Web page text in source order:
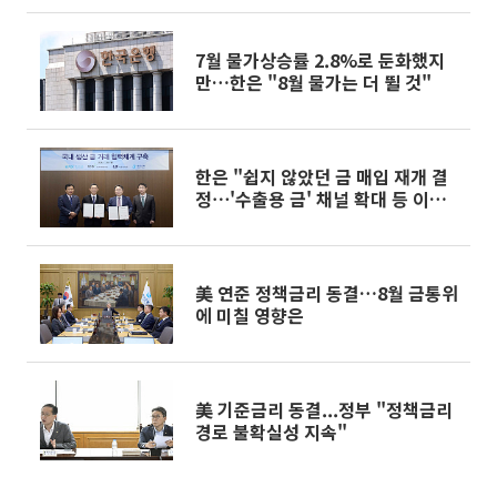
7월 물가상승률 2.8%로 둔화했지
만…한은 "8월 물가는 더 뛸 것"
한은 "쉽지 않았던 금 매입 재개 결
정⋯'수출용 금' 채널 확대 등 이점"
美 연준 정책금리 동결…8월 금통위
에 미칠 영향은
美 기준금리 동결...정부 "정책금리
경로 불확실성 지속"